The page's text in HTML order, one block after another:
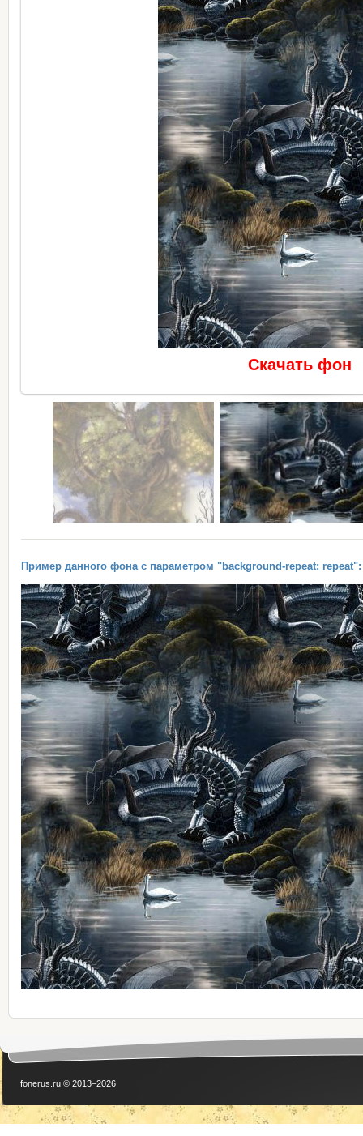
Скачать фон
Пример данного фона с параметром "background-repeat: repeat":
fonerus.ru © 2013–2026